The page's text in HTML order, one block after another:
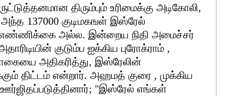
திரும்பும் உரிமைக்கு அடிகோலி,
137000 குடிமகஙள் இஸ்ரேல்
அல்ல. இன்றைய நிதி அமைச்சர்
குடும்ப ஐக்கிய புரோக்ராம் ,
அதிகரித்து, இஸ்ரேலின்
திட்டம் என்றார். அஹமத் குரை , முக்கிய
"இஸ்ரேல் எங்கள்